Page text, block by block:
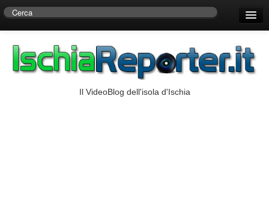
Centro di Ricerche Storiche D’Ambra
Il VideoBlog dell'isola d'Ischia